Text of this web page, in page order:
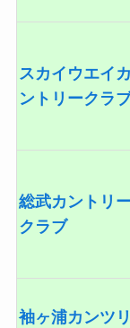
スカイウエイカ
ントリークラ
総武カントリー
クラブ
袖ヶ浦カンツリ